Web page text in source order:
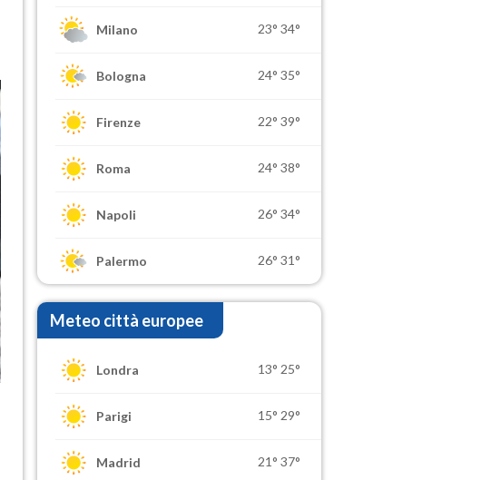
Milano 23° 34°
Bologna 24° 35°
Firenze 22° 39°
Roma 24° 38°
Napoli 26° 34°
Palermo 26° 31°
Meteo città europee
Londra 13° 25°
Parigi 15° 29°
Madrid 21° 37°